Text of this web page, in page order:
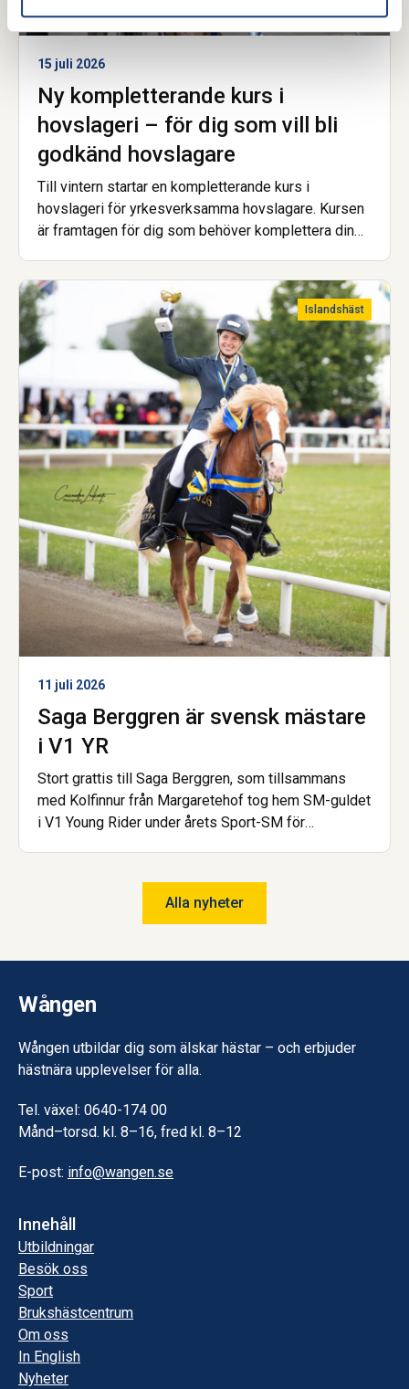
15 juli 2026
Ny kompletterande kurs i
hovslageri – för dig som vill bli
godkänd hovslagare
Till vintern startar en kompletterande kurs i
hovslageri för yrkesverksamma hovslagare. Kursen
är framtagen för dig som behöver komplettera din
Islandshäst
11 juli 2026
Saga Berggren är svensk mästare
i V1 YR
Stort grattis till Saga Berggren, som tillsammans
med Kolfinnur från Margaretehof tog hem SM-guldet
i V1 Young Rider under årets Sport-SM för
Alla nyheter
Wången
Wången utbildar dig som älskar hästar – och erbjuder
hästnära upplevelser för alla.
Tel. växel: 0640-174 00
Månd–torsd. kl. 8–16, fred kl. 8–12
E-post: info@wangen.se
Innehåll
Utbildningar
Besök oss
Sport
Brukshästcentrum
Om oss
In English
Nyheter